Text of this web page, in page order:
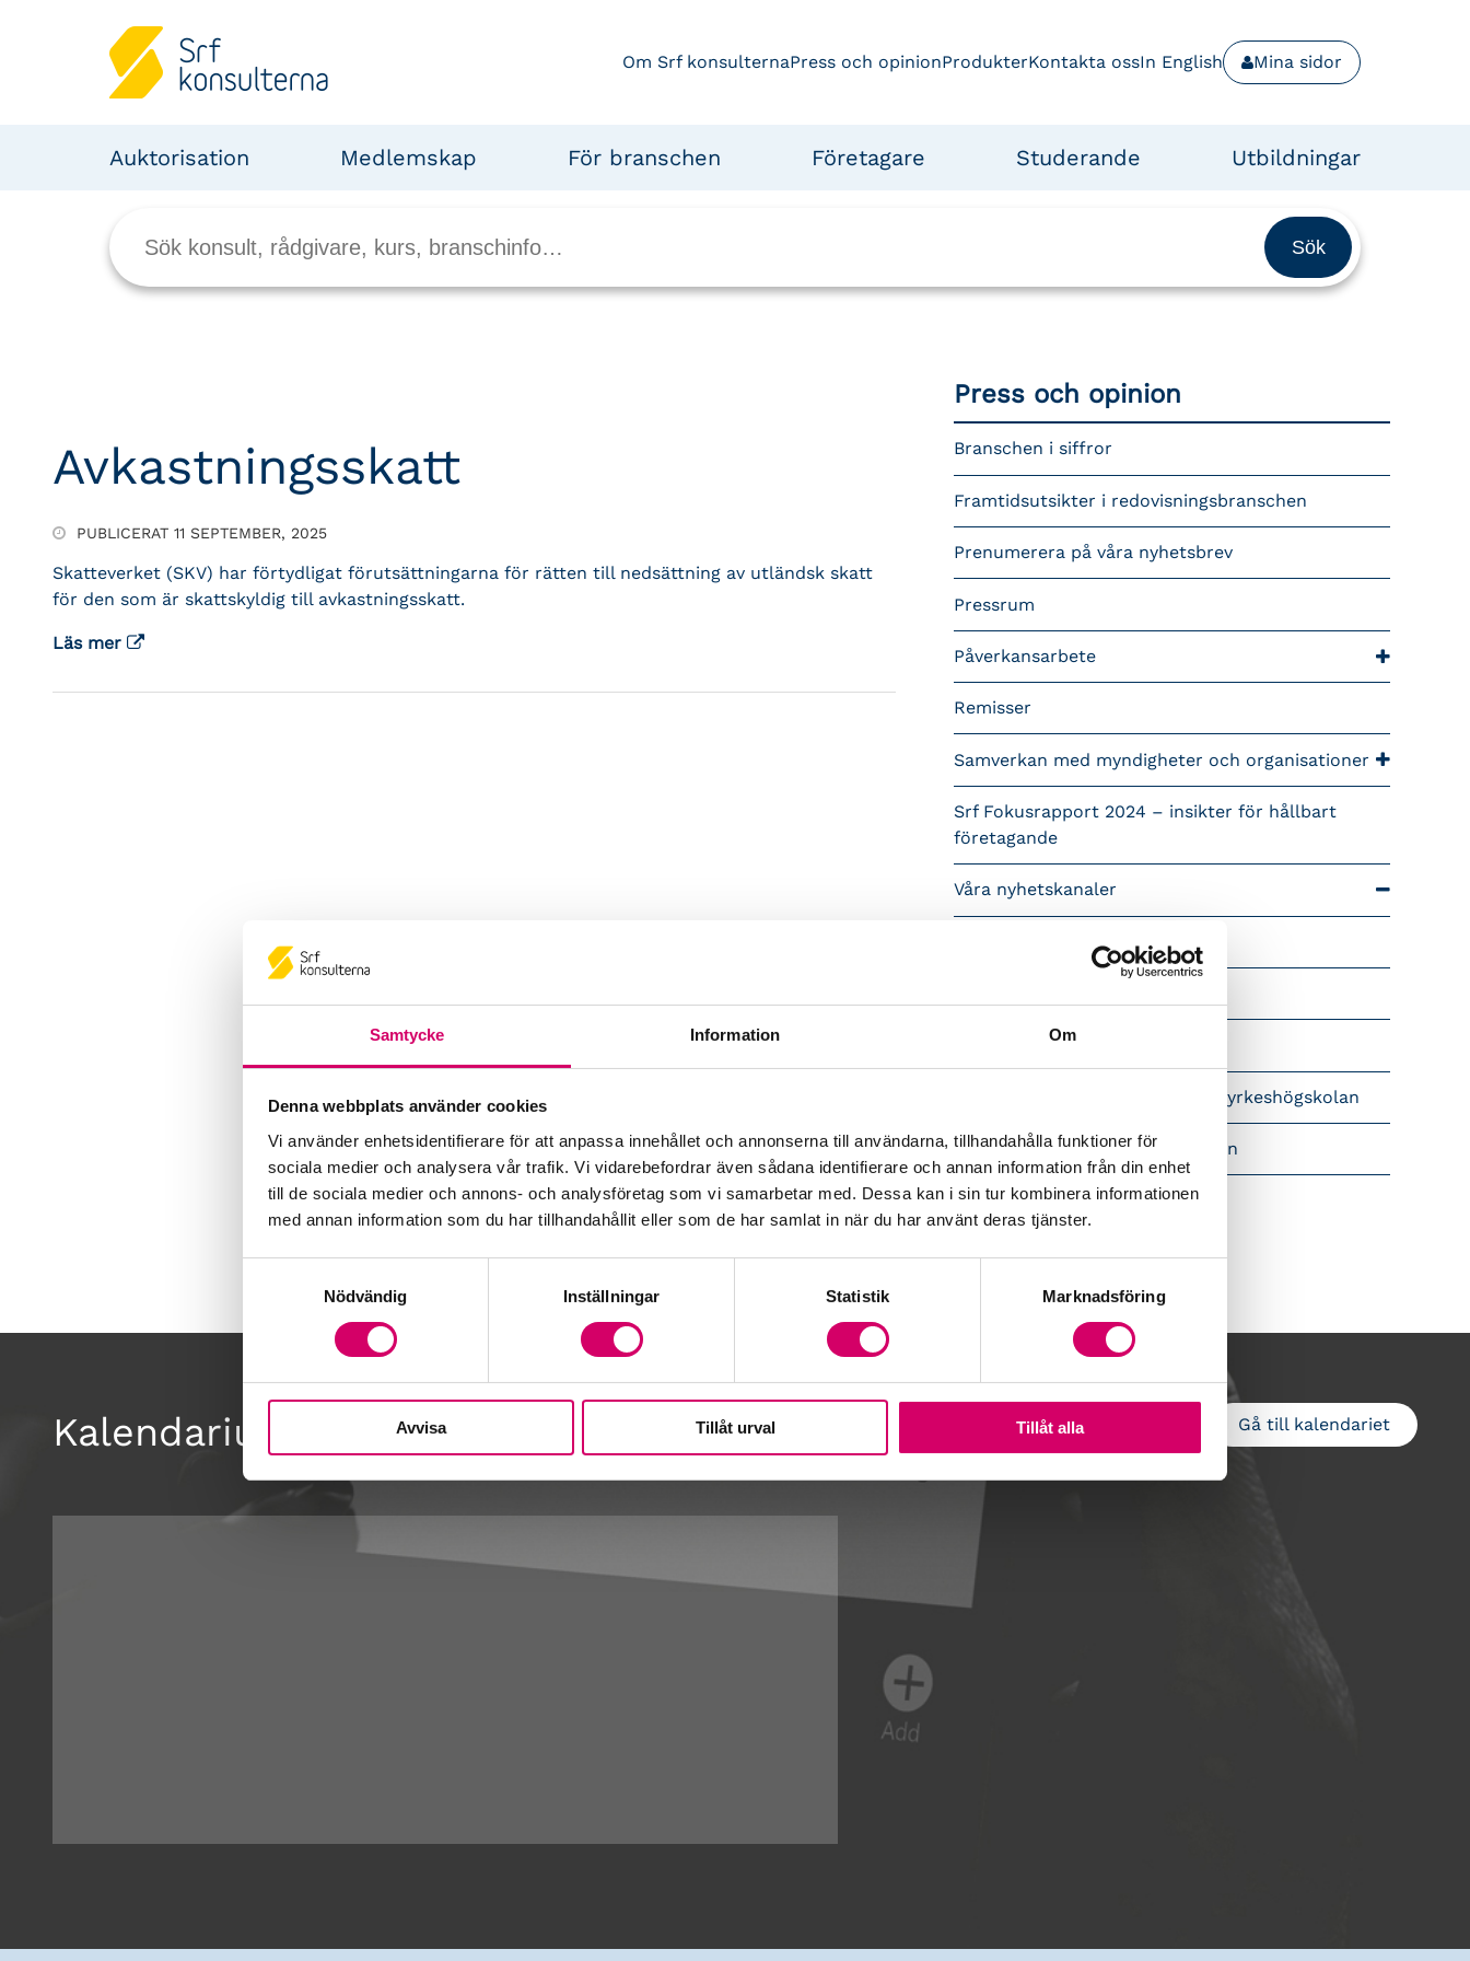
Samtycke Information Om
Denna webbplats använder cookies
Vi använder enhetsidentifierare för att anpassa innehållet och annonserna till användarna, tillhandahålla funktioner för
sociala medier och analysera vår trafik. Vi vidarebefordrar även sådana identifierare och annan information från din enhet
till de sociala medier och annons- och analysföretag som vi samarbetar med. Dessa kan i sin tur kombinera informationen
med annan information som du har tillhandahållit eller som de har samlat in när du har använt deras tjänster.
Nödvändig
Inställningar Statistik Marknadsföring
Avvisa Tillåt urval Tillåt alla
Om Srf konsulternaPress och opinionProdukterKontakta ossIn English Mina sidor
Auktorisation Medlemskap För branschen Företagare Studerande Utbildningar
Avkastningsskatt
PUBLICERAT 11 SEPTEMBER, 2025
Skatteverket (SKV) har förtydligat förutsättningarna för rätten till nedsättning av utländsk skatt
för den som är skattskyldig till avkastningsskatt.
Läs mer
Press och opinion
Branschen i siffror
Framtidsutsikter i redovisningsbranschen
Prenumerera på våra nyhetsbrev
Pressrum
Påverkansarbete
Remisser
Samverkan med myndigheter och organisationer
Srf Fokusrapport 2024 – insikter för hållbart
företagande
Våra nyhetskanaler
Tidningen Konsulten
Följ oss i sociala medier
Öppet brev till Myndigheten för yrkeshögskolan
Framtidsutsikter i lönebranschen
Kalendarium Gå till kalendariet
Lägg till i kalender